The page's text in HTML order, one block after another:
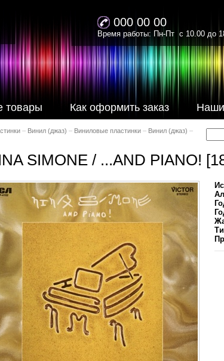
000 00 00
Время работы: Пн-Пт с 10.00 до
товары Как оформить заказ Наши
– Винил (джаз) – Виниловые пластинки – Винил (джаз) –
SIMONE / ...AND PIANO!